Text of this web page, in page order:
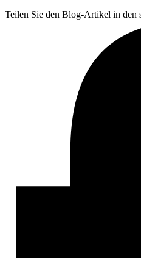
Teilen Sie den Blog-Artikel in den